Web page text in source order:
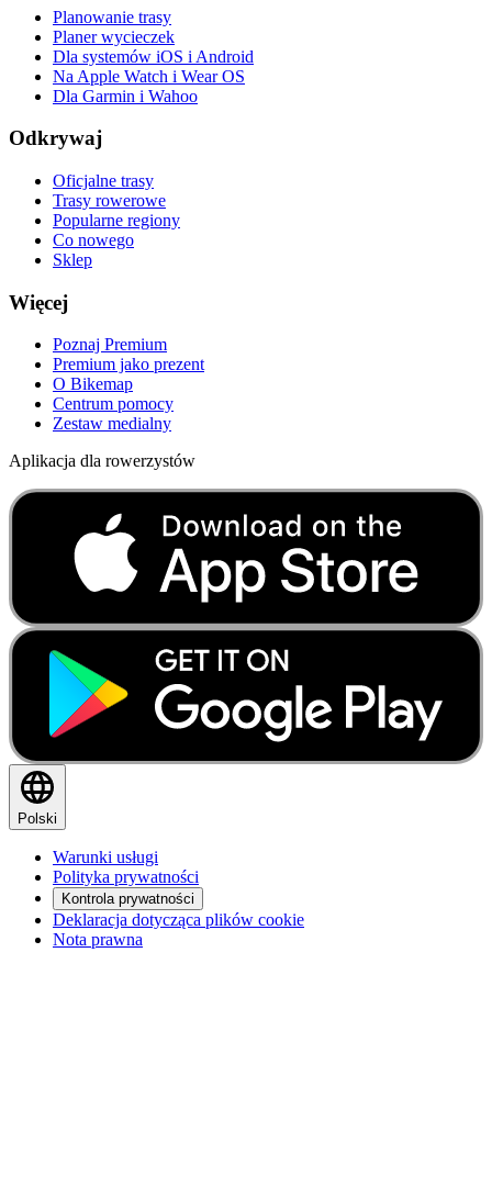
Planowanie trasy
Planer wycieczek
Dla systemów iOS i Android
Na Apple Watch i Wear OS
Dla Garmin i Wahoo
Odkrywaj
Oficjalne trasy
Trasy rowerowe
Popularne regiony
Co nowego
Sklep
Więcej
Poznaj Premium
Premium jako prezent
O Bikemap
Centrum pomocy
Zestaw medialny
Aplikacja dla rowerzystów
Polski
Warunki usługi
Polityka prywatności
Kontrola prywatności
Deklaracja dotycząca plików cookie
Nota prawna